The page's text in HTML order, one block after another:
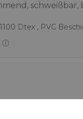
schweißbar,
Dtex , PVC